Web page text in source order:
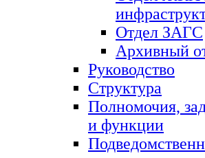
Отдел ЗАГС
Архивный
Руководство
Структура
Полномочия,
и функции